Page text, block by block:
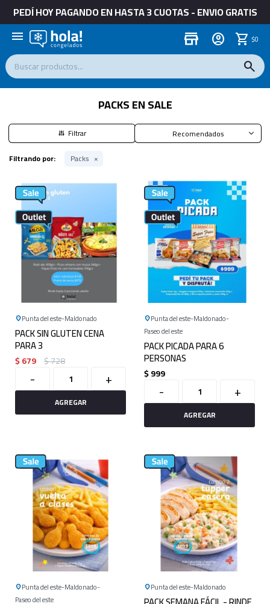
PEDÍ HOY PAGANDO EN HASTA 3 CUOTAS - ENVIO GRATIS
menu store $0
PACKS EN SALE
Recomendados
Filtrando por:
Packs
Punta del este Maldonado
PACK SIN GLUTEN CENA
PARA 3
$679 $728
- +
Punta del este Maldonado
Paseo del este
PACK PICADA PARA 6
PERSONAS
$999
- +
Punta del este Maldonado
Paseo del este
Punta del este Maldonado